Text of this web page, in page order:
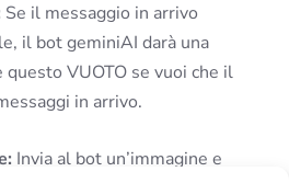
Se il messaggio in arrivo
il bot geminiAI darà una
VUOTO se vuoi che il
in arrivo.
Invia al bot un’immagine e